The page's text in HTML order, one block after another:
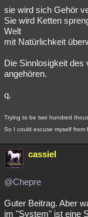
sie wird sich Gehör
Sie wird Ketten
Welt
mit Natürlichkeit
Die Sinnlosigkeit des
angehören.
q.
Trying to be two hundred
So I could excuse myself from
cassiel
@Chepre
Guter Beitrag. Aber
im "System" ist eine